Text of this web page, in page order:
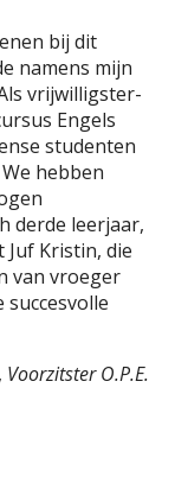
bij dit
namens mijn
vrijwilligster-
Engels
studenten
hebben
derde leerjaar,
Kristin, die
van vroeger
Voorzitster O.P.E.